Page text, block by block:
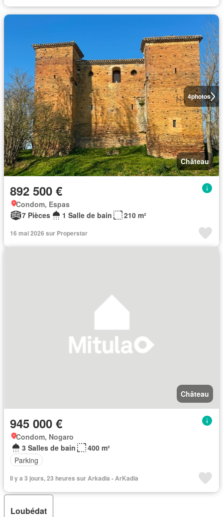
4photos
Château
892 500 €
Condom, Espas
7 Pièces
1 Salle de bain 210 m²
16 mai 2026 sur Properstar
Château
945 000 €
Condom, Nogaro
3 Salles de bain
400 m²
Parking
Il y a 3 jours, 23 heures sur Arkadia - ArKadia
Loubédat